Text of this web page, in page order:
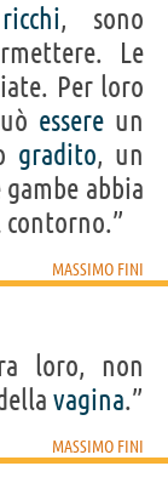
ricchi, sono
Le
Per loro
essereun
gradito, un
abbia
contorno.”
MASSIMO FINI
loro, non
vagina.”
MASSIMO FINI